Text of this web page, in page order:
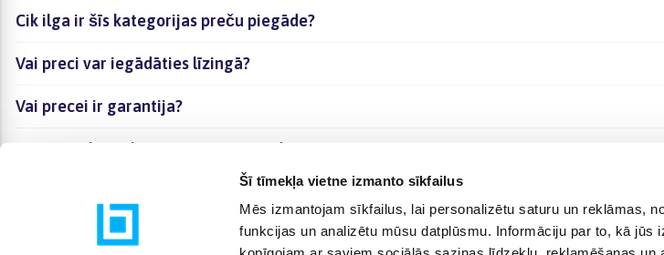
Šī tīmekļa vietne izmanto sīkfailus
Mēs izmantojam sīkfailus, lai personalizētu saturu un reklāmas,
funkcijas un analizētu mūsu datplūsmu. Informāciju par to, kā jūs
Cik ilga ir šīs kategorijas preču piegāde?
Vai preci var iegādāties līzingā?
Vai precei ir garantija?
Kā visērtāk izvēlēties sev piemērotāko preci?